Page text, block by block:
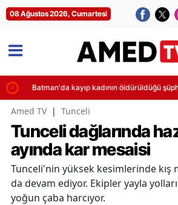
08 Ağustos 2026, Cumartesi
Batman'da kayıp kadının öldürüldüğü
Amed TV | Tunceli
Tunceli dağlarında
ayında kar mesaisi
Tunceli'nin yüksek kesimlerinde kış
da devam ediyor. Ekipler yayla
yoğun çaba harcıyor.